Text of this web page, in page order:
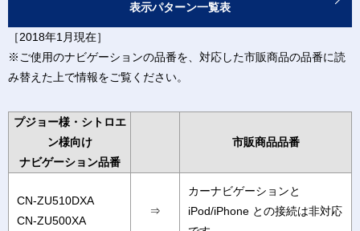
表示パターン一覧表
［2018年1月現在］
※ご使用のナビゲーションの品番を、対応した市販商品の品番に読
み替えた上で情報をご覧ください。
プジョー様・シトロエ
ン様向け
ナビゲーション品番
市販商品品番
CN-ZU510DXA
CN-ZU500XA
⇒
カーナビゲーションと
iPod/iPhone との接続は非対応